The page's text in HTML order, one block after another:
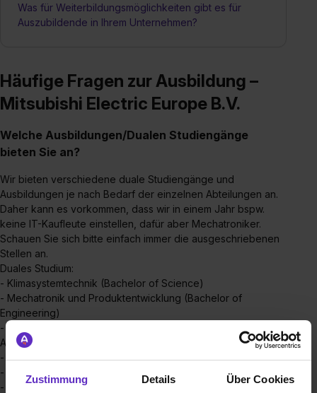
Zustimmung Details Über Cookies
Was für Weiterbildungsmöglichkeiten gibt es für
Auszubildende in Ihrem Unternehmen?
Häufige Fragen zur Ausbildung –
Mitsubishi Electric Europe B.V.
Welche Ausbildungen/Dualen Studiengänge
bieten Sie an?
Wir bieten verschiedene duale Studiengänge und
Ausbildungen je nach Bedarf der einzelnen Abteilungen an.
Daher kann es vorkommen, dass wir in einem Jahr bspw.
keine IT-Kaufleute einstellen, dafür aber Mechatroniker.
Schauen Sie sich bitte einfach immer die ausgeschriebenen
Stellen an.
Duales Studium:
- Klimasystemtechnik (Bachelor of Science)
- Mechatronik und Produktentwicklung (Bachelor of
Engineering)
- Duales Studium - Wirtschaftsingenieurwesen
Ausbildung:
- Groß- und Außenhandel - Schwerpunkt Außenhandel
- IT-Kaufleute
- Mechatroniker